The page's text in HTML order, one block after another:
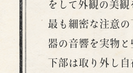
をして外観の美
最も細密な注意
器の音響を実物
下部は取り外し